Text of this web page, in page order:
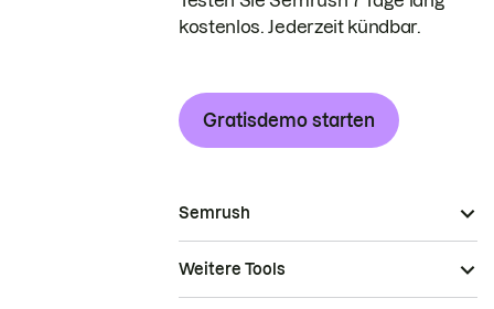
kostenlos. Jederzeit kündbar.
Gratisdemo starten
Semrush
Weitere Tools